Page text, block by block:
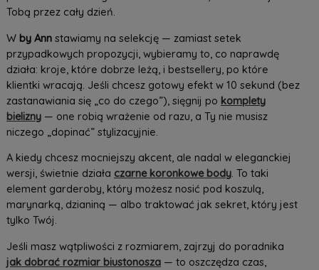
Tobą przez cały dzień.
W by Annstawiamy na selekcję — zamiast setek
przypadkowych propozycji, wybieramy to, co naprawdę
działa: kroje, które dobrze leżą, i bestsellery, po które
klientki wracają. Jeśli chcesz gotowy efekt w 10 sekund (bez
zastanawiania się „co do czego”), sięgnij po komplety
bielizny— one robią wrażenie od razu, a Ty nie musisz
niczego „dopinać” stylizacyjnie.
A kiedy chcesz mocniejszy akcent, ale nadal w eleganckiej
wersji, świetnie działa czarne koronkowe body. To taki
element garderoby, który możesz nosić pod koszulą,
marynarką, dzianiną — albo traktować jak sekret, który jest
tylko Twój.
Jeśli masz wątpliwości z rozmiarem, zajrzyj do poradnika
jak dobrać rozmiar biustonosza— to oszczędza czas,